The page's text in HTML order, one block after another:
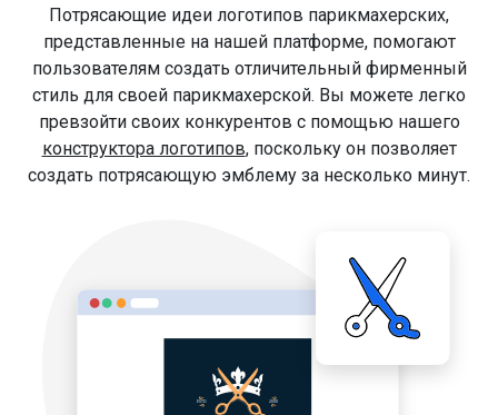
Потрясающие идеи логотипов парикмахерских,
представленные на нашей платформе, помогают
пользователям создать отличительный фирменный
стиль для своей парикмахерской. Вы можете легко
превзойти своих конкурентов с помощью нашего
конструктора логотипов, поскольку он позволяет
создать потрясающую эмблему за несколько минут.